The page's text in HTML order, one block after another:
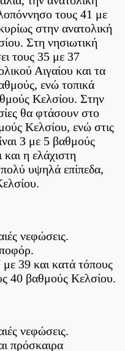
τους 41 με
στην ανατολική
Στη νησιωτική
τους 35 με 37
Αιγαίου και τα
ενώ τοπικά
Κελσίου. Στην
θα φτάσουν στο
Κελσίου, ενώ στις
3 με 5 βαθμούς
και η ελάχιστη
υψηλά επίπεδα,
νεφώσεις.
39 και κατά τόπους
40 βαθμούς Κελσίου.
νεφώσεις.
πρόσκαιρα